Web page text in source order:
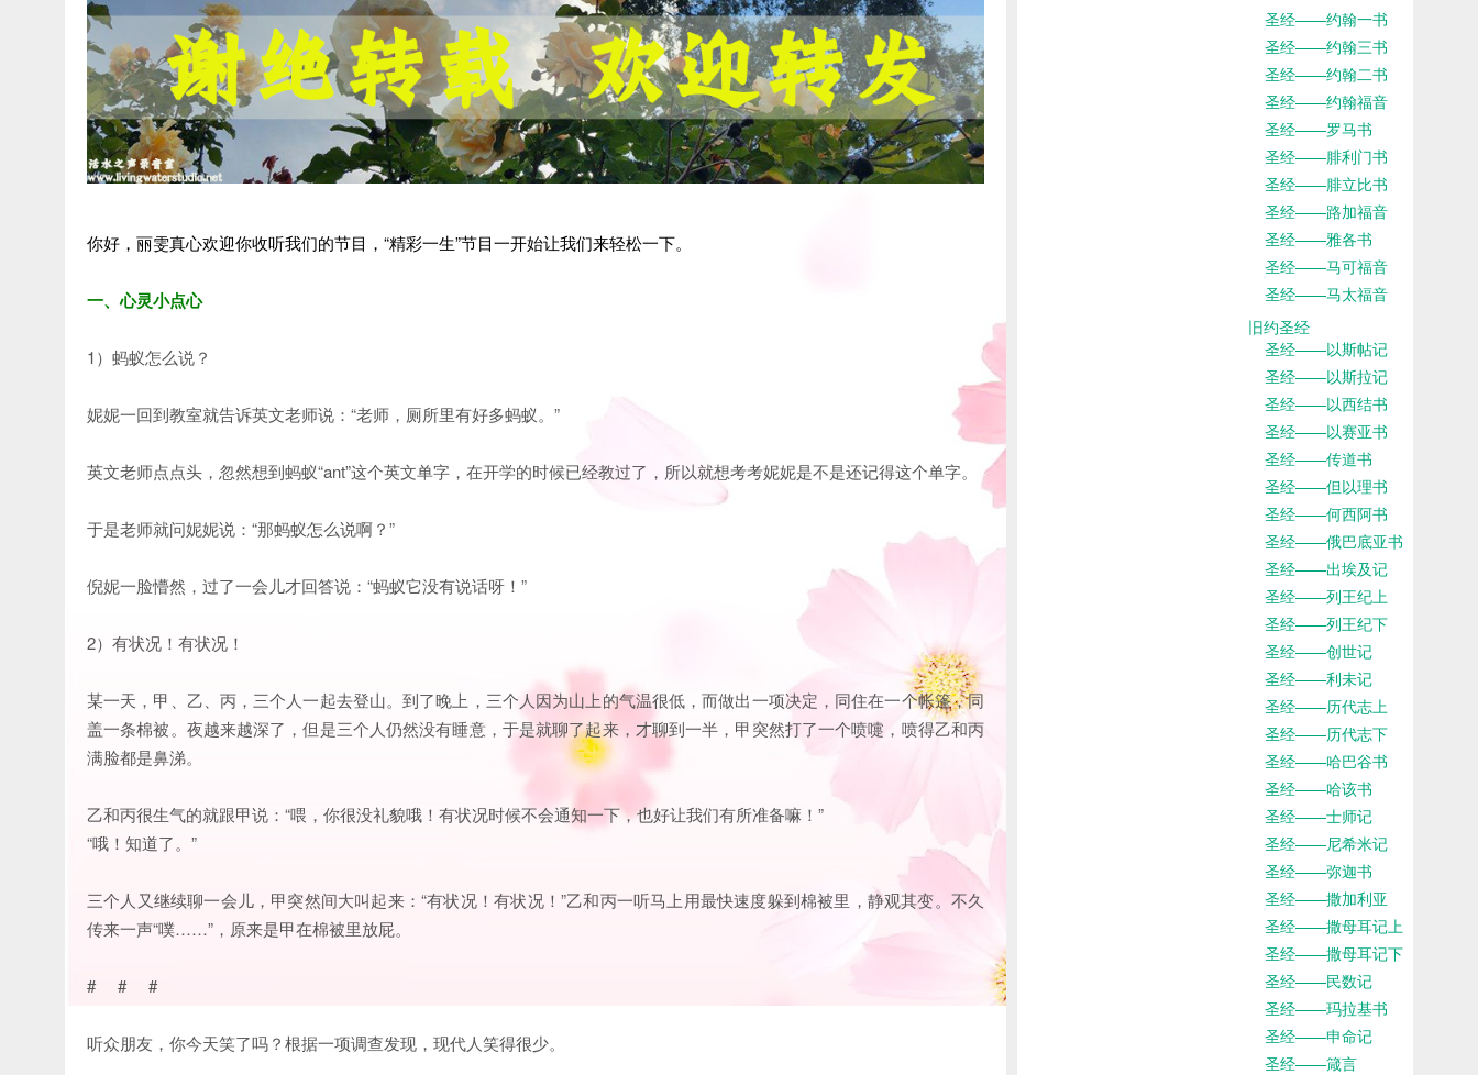
你好，丽雯真心欢迎你收听我们的节目，“精彩一生”节目一开始让我们来轻松一下。
一、心灵小点心
1）蚂蚁怎么说？
妮妮一回到教室就告诉英文老师说：“老师，厕所里有好多蚂蚁。”
英文老师点点头，忽然想到蚂蚁“ant”这个英文单字，在开学的时候已经教过了，所以就想考考妮妮是不是还记得这个单字。
于是老师就问妮妮说：“那蚂蚁怎么说啊？”
倪妮一脸懵然，过了一会儿才回答说：“蚂蚁它没有说话呀！”
2）有状况！有状况！
某一天，甲、乙、丙，三个人一起去登山。到了晚上，三个人因为山上的气温很低，而做出一项决定，同住在一个帐篷，同
盖一条棉被。夜越来越深了，但是三个人仍然没有睡意，于是就聊了起来，才聊到一半，甲突然打了一个喷嚏，喷得乙和丙
满脸都是鼻涕。
乙和丙很生气的就跟甲说：“喂，你很没礼貌哦！有状况时候不会通知一下，也好让我们有所准备嘛！”
“哦！知道了。”
三个人又继续聊一会儿，甲突然间大叫起来：“有状况！有状况！”乙和丙一听马上用最快速度躲到棉被里，静观其变。不久
传来一声“噗……”，原来是甲在棉被里放屁。
# # #
听众朋友，你今天笑了吗？根据一项调查发现，现代人笑得很少。
圣经——约翰一书
圣经——约翰三书
圣经——约翰二书
圣经——约翰福音
圣经——罗马书
圣经——腓利门书
圣经——腓立比书
圣经——路加福音
圣经——雅各书
圣经——马可福音
圣经——马太福音
旧约圣经
圣经——以斯帖记
圣经——以斯拉记
圣经——以西结书
圣经——以赛亚书
圣经——传道书
圣经——但以理书
圣经——何西阿书
圣经——俄巴底亚书
圣经——出埃及记
圣经——列王纪上
圣经——列王纪下
圣经——创世记
圣经——利未记
圣经——历代志上
圣经——历代志下
圣经——哈巴谷书
圣经——哈该书
圣经——士师记
圣经——尼希米记
圣经——弥迦书
圣经——撒加利亚
圣经——撒母耳记上
圣经——撒母耳记下
圣经——民数记
圣经——玛拉基书
圣经——申命记
圣经——箴言